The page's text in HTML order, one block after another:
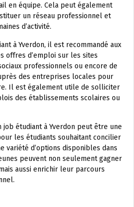
en équipe. Cela peut également
un réseau professionnel et
d’activité.
à Yverdon, il est recommandé aux
offres d’emploi sur les sites
professionnels ou encore de
des entreprises locales pour
Il est également utile de solliciter
des établissements scolaires ou
job étudiant à Yverdon peut être une
les étudiants souhaitant concilier
variété d’options disponibles dans
peuvent non seulement gagner
aussi enrichir leur parcours